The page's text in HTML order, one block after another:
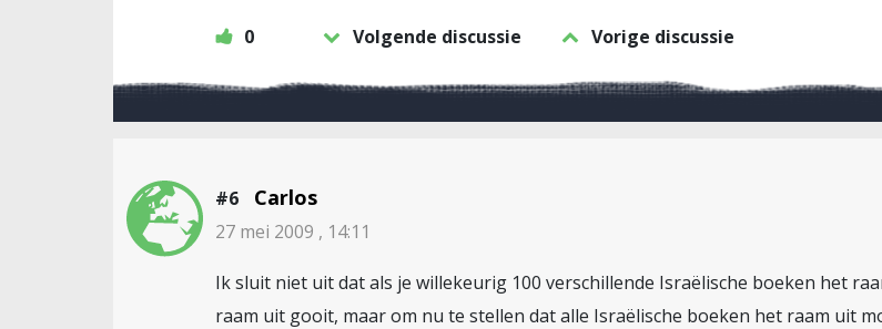
0 Volgende discussie Vorige discussie
#6 Carlos
27 mei 2009 , 14:11
Ik sluit niet uit dat als je willekeurig 100 verschillende Israëlische boeken het
raam uit gooit, maar om nu te stellen dat alle Israëlische boeken het raam uit